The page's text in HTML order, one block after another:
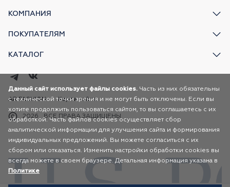
КОМПАНИЯ
ПОКУПАТЕЛЯМ
КАТАЛОГ
2026 ВСЕ ПРАВА ЗАЩИЩЕНЫ
AR FASHION Карта сайта
Данный сайт использует файлы cookies. Часть из них обязательны
с технической точки зрения и не могут быть отключены. Если вы
хотите продолжить пользоваться сайтом, то вы соглашаетесь с их
обработкой. Часть файлов cookies осуществляет сбор
аналитической информации для улучшения сайта и формирования
индивидуальных предложений. Вы можете согласиться с их
сбором или отказаться. Изменить настройки обработки cookies вы
всегда можете в своем браузере. Детальная информация указана в
Политике